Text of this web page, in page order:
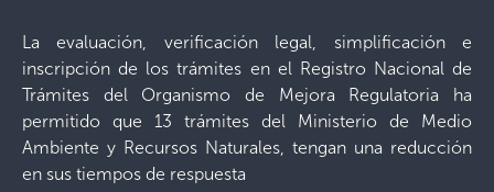
La evaluación, verificación legal, simplificación e
inscripción de los trámites en el Registro Nacional de
Trámites del Organismo de Mejora Regulatoria ha
permitido que 13 trámites del Ministerio de Medio
Ambiente y Recursos Naturales, tengan una reducción
en sus tiempos de respuesta